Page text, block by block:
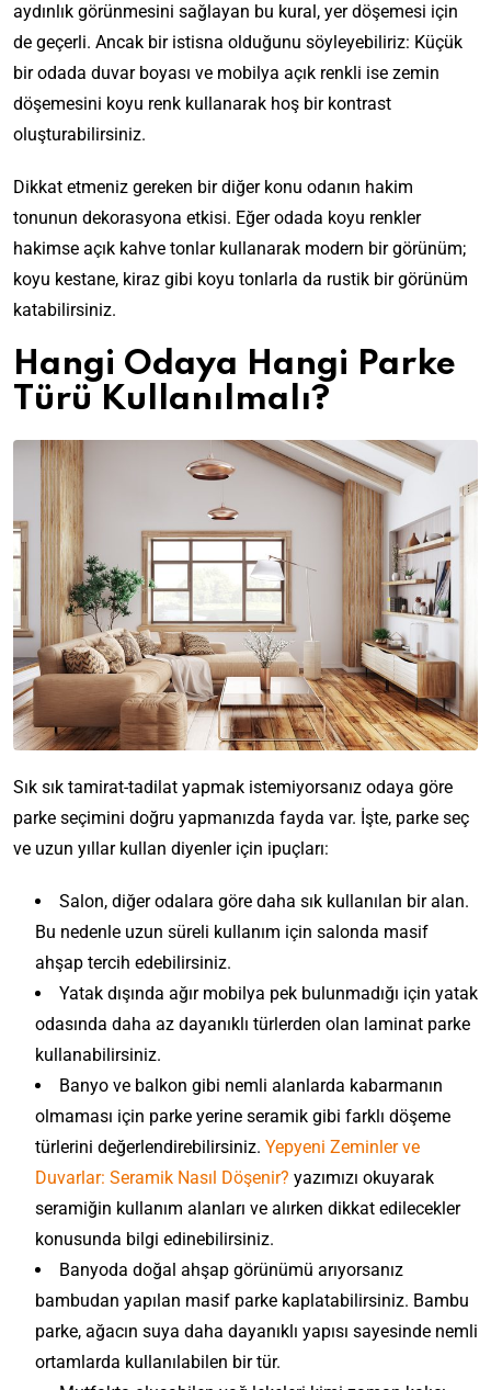
aydınlık görünmesini sağlayan bu kural, yer döşemesi için
de geçerli. Ancak bir istisna olduğunu söyleyebiliriz: Küçük
bir odada duvar boyası ve mobilya açık renkli ise zemin
döşemesini koyu renk kullanarak hoş bir kontrast
oluşturabilirsiniz.
Dikkat etmeniz gereken bir diğer konu odanın hakim
tonunun dekorasyona etkisi. Eğer odada koyu renkler
hakimse açık kahve tonlar kullanarak modern bir görünüm;
koyu kestane, kiraz gibi koyu tonlarla da rustik bir görünüm
katabilirsiniz.
Hangi Odaya Hangi Parke
Türü Kullanılmalı?
Sık sık tamirat-tadilat yapmak istemiyorsanız odaya göre
parke seçimini doğru yapmanızda fayda var. İşte, parke seç
ve uzun yıllar kullan diyenler için ipuçları:
Salon, diğer odalara göre daha sık kullanılan bir alan.
Bu nedenle uzun süreli kullanım için salonda masif
ahşap tercih edebilirsiniz.
Yatak dışında ağır mobilya pek bulunmadığı için yatak
odasında daha az dayanıklı türlerden olan laminat parke
kullanabilirsiniz.
Banyo ve balkon gibi nemli alanlarda kabarmanın
olmaması için parke yerine seramik gibi farklı döşeme
türlerini değerlendirebilirsiniz. Yepyeni Zeminler ve
Duvarlar: Seramik Nasıl Döşenir? yazımızı okuyarak
seramiğin kullanım alanları ve alırken dikkat edilecekler
konusunda bilgi edinebilirsiniz.
Banyoda doğal ahşap görünümü arıyorsanız
bambudan yapılan masif parke kaplatabilirsiniz. Bambu
parke, ağacın suya daha dayanıklı yapısı sayesinde nemli
ortamlarda kullanılabilen bir tür.
Z D